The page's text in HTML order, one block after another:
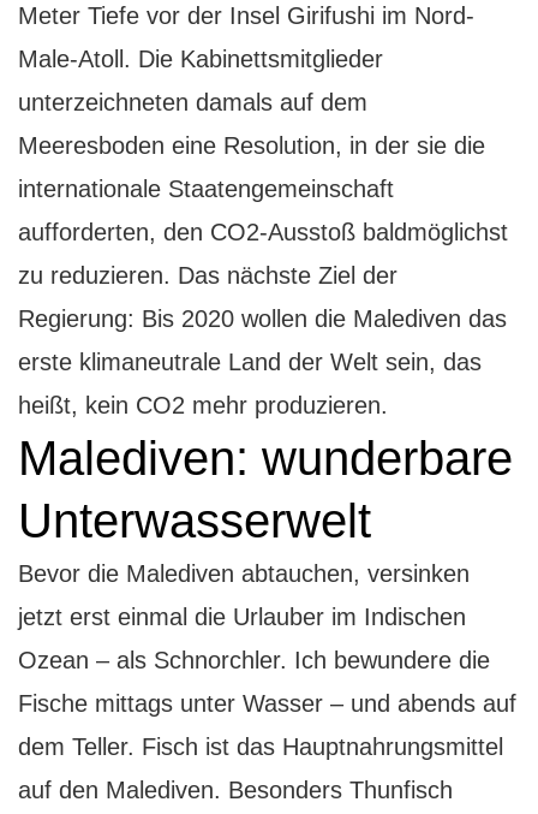
Meter Tiefe vor der Insel Girifushi im Nord-
Male-Atoll. Die Kabinettsmitglieder
unterzeichneten damals auf dem
Meeresboden eine Resolution, in der sie die
internationale Staatengemeinschaft
aufforderten, den CO2-Ausstoß baldmöglichst
zu reduzieren. Das nächste Ziel der
Regierung: Bis 2020 wollen die Malediven das
erste klimaneutrale Land der Welt sein, das
heißt, kein CO2 mehr produzieren.
Malediven: wunderbare
Unterwasserwelt
Bevor die Malediven abtauchen, versinken
jetzt erst einmal die Urlauber im Indischen
Ozean – als Schnorchler. Ich bewundere die
Fische mittags unter Wasser – und abends auf
dem Teller. Fisch ist das Hauptnahrungsmittel
auf den Malediven. Besonders Thunfisch